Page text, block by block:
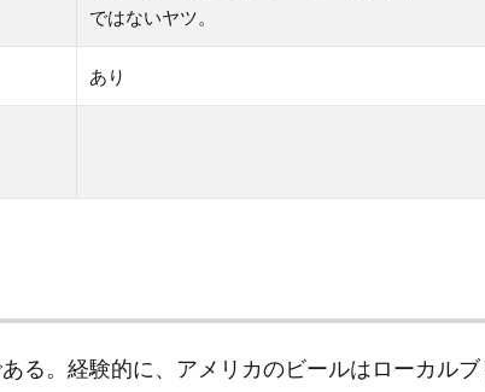
ではないヤツ。
あり
る。経験的に、アメリカのビールはローカル